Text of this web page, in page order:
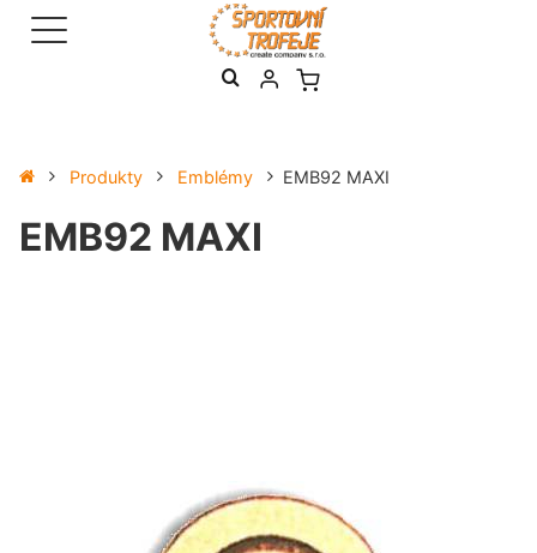
Produkty Emblémy EMB92 MAXI
EMB92 MAXI